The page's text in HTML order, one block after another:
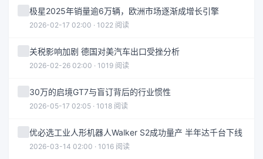
极星2025年销量逾6万辆，欧洲市场逐渐成增长引擎
2026-02-17 02:00 · 1022 阅读
关税影响加剧 德国对美汽车出口受挫分析
2026-02-26 02:00 · 1019 阅读
30万的启境GT7与盲订背后的行业惯性
2026-05-17 02:05 · 1018 阅读
优必选工业人形机器人Walker S2成功量产 半年达千台下线
2026-03-14 02:00 · 1016 阅读